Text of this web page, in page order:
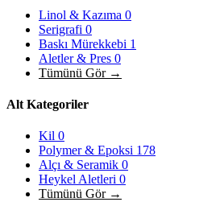
Linol & Kazıma 0
Serigrafi 0
Baskı Mürekkebi 1
Aletler & Pres 0
Tümünü Gör →
Alt Kategoriler
Kil 0
Polymer & Epoksi 178
Alçı & Seramik 0
Heykel Aletleri 0
Tümünü Gör →